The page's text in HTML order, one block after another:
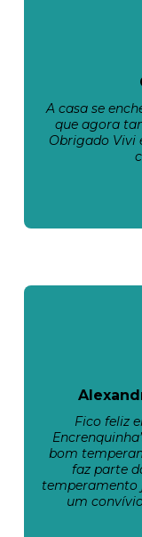
A casa se
que agora
Obrigado Vivi
Fico feliz
bom
faz parte
temperamento
um